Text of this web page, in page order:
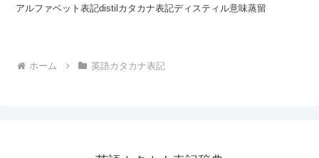
アルファベット表記distilカタカナ表記ディスティル意味蒸留
ホーム 英語カタカナ表記